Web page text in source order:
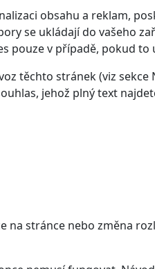
obsahu a reklam,
se ukládají do vašeho
pouze v případě, pokud
těchto stránek (viz sekce
jehož plný text
stránce nebo změna